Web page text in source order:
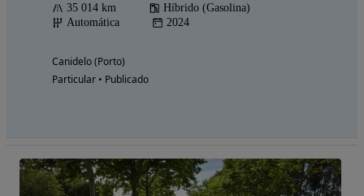
35 014 km
Híbrido (Gasolina)
Automática
2024
Canidelo (Porto)
Particular • Publicado